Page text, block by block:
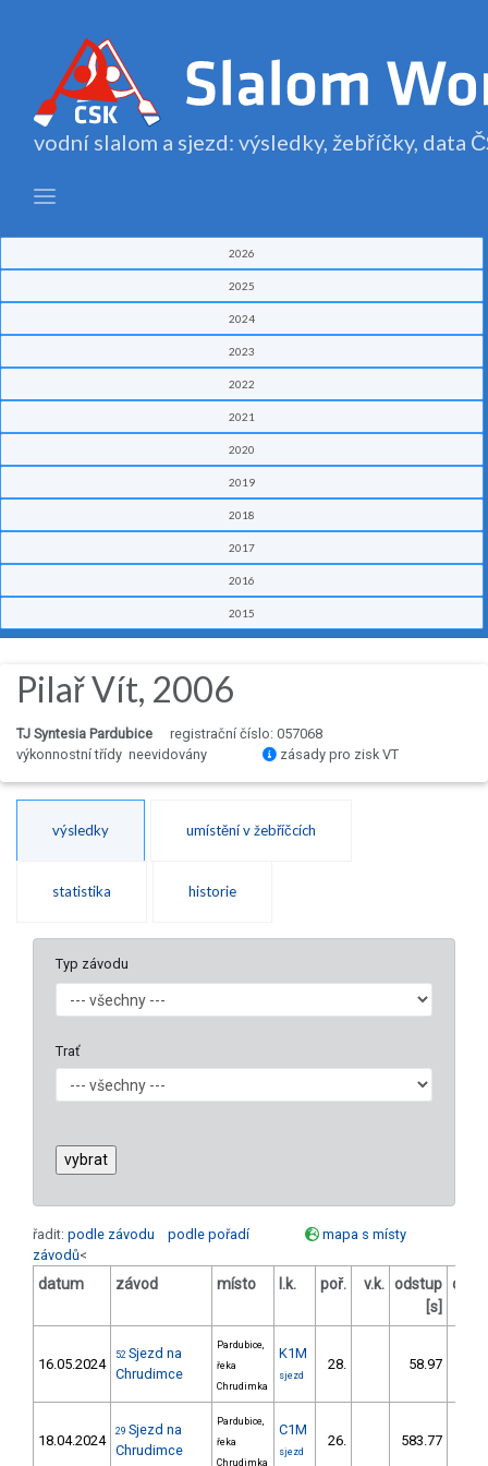
vodní slalom a sjezd: výsledky, žebříčky, data
2026
2025
2024
2023
2022
2021
2020
2019
2018
2017
2016
2015
Pilař Vít, 2006
TJ Syntesia Pardubice
registrační číslo: 057068
výkonnostní třídy neevidovány
zásady pro zisk VT
výsledky umístění v žebříčcích
statistika historie
Typ závodu
Trať
řadit: podle závodu podle pořadí
mapa s místy
závodů<
datum závod místo l.k. poř. v.k. odstup
[s]
16.05.2024
52 Sjezd na
Chrudimce
Pardubice,
řeka
Chrudimka
K1M
sjezd
28. 58.97
18.04.2024
29 Sjezd na
Chrudimce
Pardubice,
řeka
Chrudimka
C1M
sjezd
26. 583.77